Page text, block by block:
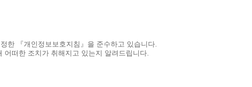
한 『개인정보보호지침』을 준수하고 있습니다.
떠한 조치가 취해지고 있는지 알려드립니다.